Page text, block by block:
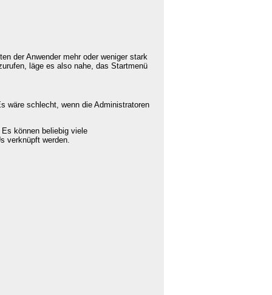
der Anwender mehr oder weniger stark
läge es also nahe, das Startmenü
wäre schlecht, wenn die Administratoren
können beliebig viele
verknüpft werden.